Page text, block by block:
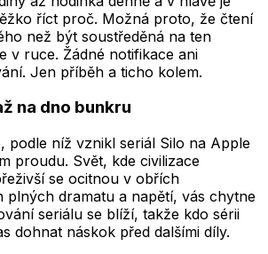
říct proč. Možná proto, že čtení
než být soustředěná na ten
v ruce. Žádné notifikace ani
Jen příběh a ticho kolem.
na dno bunkru
podle níž vznikl seriál Silo na Apple
proudu. Svět, kde civilizace
se ocitnou v obřích
plných dramatu a napětí, vás chytne
seriálu se blíží, takže kdo sérii
dohnat náskok před dalšími díly.